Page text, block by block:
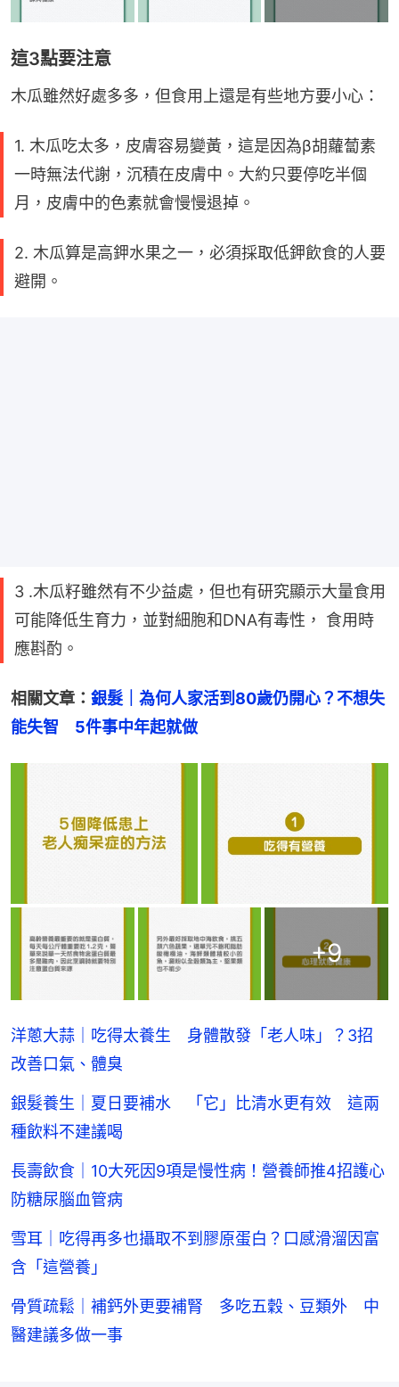
這3點要注意
木瓜雖然好處多多，但食用上還是有些地方要小心：
1. 木瓜吃太多，皮膚容易變黃，這是因為β胡蘿蔔素
一時無法代謝，沉積在皮膚中。大約只要停吃半個
月，皮膚中的色素就會慢慢退掉。
2. 木瓜算是高鉀水果之一，必須採取低鉀飲食的人要
避開。
3 .木瓜籽雖然有不少益處，但也有研究顯示大量食用
可能降低生育力，並對細胞和DNA有毒性， 食用時
應斟酌。
相關文章： 銀髮｜為何人家活到80歲仍開心？不想失
能失智　5件事中年起就做
+9
洋蔥大蒜｜吃得太養生 身體散發「老人味」？3招
改善口氣、體臭
銀髮養生｜夏日要補水 「它」比清水更有效 這兩
種飲料不建議喝
長壽飲食｜10大死因9項是慢性病！營養師推4招護心
防糖尿腦血管病
雪耳｜吃得再多也攝取不到膠原蛋白？口感滑溜因富
含「這營養」
骨質疏鬆｜補鈣外更要補腎 多吃五穀、豆類外 中
醫建議多做一事